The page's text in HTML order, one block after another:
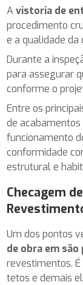
Avistoria de
procedimento
e a qualidade da
Durante a
para assegurar
conforme o
Entre os
de
funcionamento
conformidade
estrutural e
Checagem
Um dos pontos
de obra em são
revestimentos.
tetos e demais